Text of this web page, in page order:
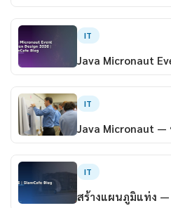
IT
Java Micronaut
IT
Java Micronaut
IT
สร้างแผนภูมิแท่ง —